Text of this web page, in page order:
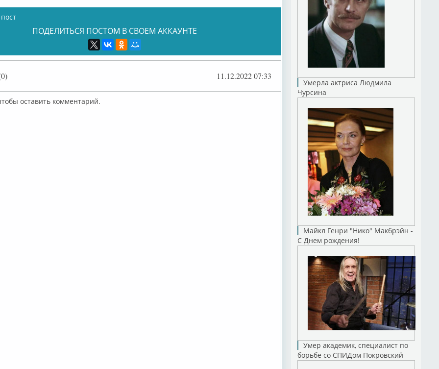
ПОДЕЛИТЬСЯ ПОСТОМ В СВОЕМ АККАУНТЕ
11.12.2022 07:33
оставить комментарий.
Умерла актриса Людмила
Чурсина
Майкл Генри "Нико" Макбрэйн -
С Днем рождения!
Умер академик, специалист по
борьбе со СПИДом Покровский